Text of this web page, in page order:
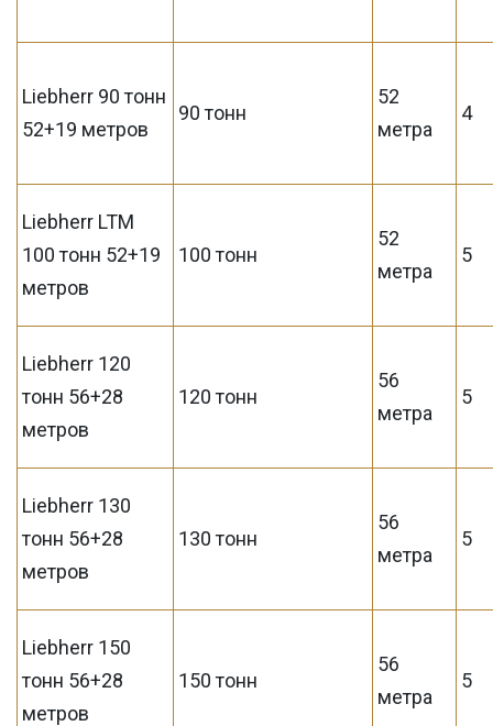
Liebherr 90 тонн
52+19 метров
90 тонн
52
метра
4
Liebherr LTM
100 тонн 52+19
метров
100 тонн
52
метра
5
Liebherr 120
тонн 56+28
метров
120 тонн
56
метра
5
Liebherr 130
тонн 56+28
метров
130 тонн
56
метра
5
Liebherr 150
тонн 56+28
метров
150 тонн
56
метра
5